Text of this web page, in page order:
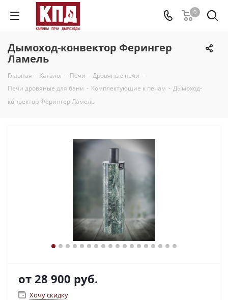
0
Дымоход-конвектор Ферингер
Ламель
Главная - Каталог - Печи - Дровяные печи -
Печи дровяные для бани - Комплектующие к печам - Дымоход-
конвектор Ферингер Ламель
от 28 900 руб.
Хочу скидку